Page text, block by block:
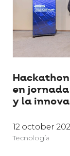
en
y la
12 october
Tecnología